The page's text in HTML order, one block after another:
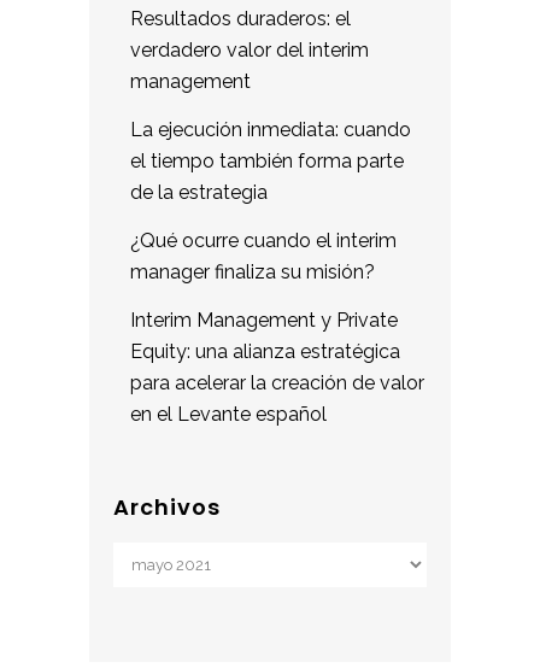
Resultados duraderos: el
verdadero valor del interim
management
La ejecución inmediata: cuando
el tiempo también forma parte
de la estrategia
¿Qué ocurre cuando el interim
manager finaliza su misión?
Interim Management y Private
Equity: una alianza estratégica
para acelerar la creación de valor
en el Levante español
Archivos
Archivos